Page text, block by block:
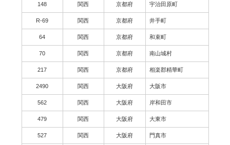
148 関西 京都府 宇治田原町
R-69 関西 京都府 井手町
64 関西 京都府 和束町
70 関西 京都府 南山城村
217 関西 京都府 相楽郡精華町
2490 関西 大阪府 大阪市
562 関西 大阪府 岸和田市
479 関西 大阪府 大東市
527 関西 大阪府 門真市